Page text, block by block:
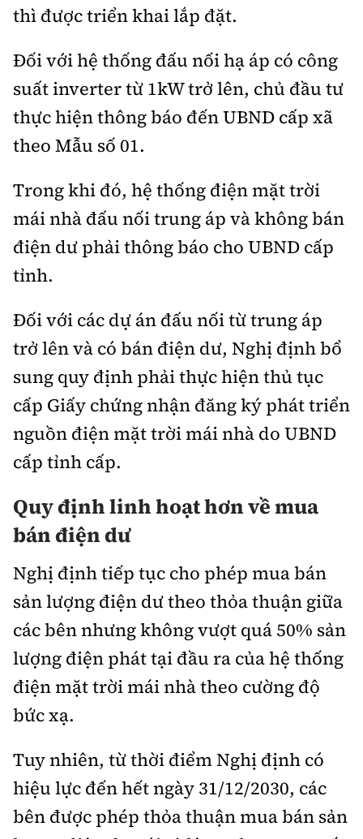
thì được triển khai lắp đặt.
Đối với hệ thống đấu nối hạ áp có công
suất inverter từ 1kW trở lên, chủ đầu tư
thực hiện thông báo đến UBND cấp xã
theo Mẫu số 01.
Trong khi đó, hệ thống điện mặt trời
mái nhà đấu nối trung áp và không bán
điện dư phải thông báo cho UBND cấp
tỉnh.
Đối với các dự án đấu nối từ trung áp
trở lên và có bán điện dư, Nghị định bổ
sung quy định phải thực hiện thủ tục
cấp Giấy chứng nhận đăng ký phát triển
nguồn điện mặt trời mái nhà do UBND
cấp tỉnh cấp.
Quy định linh hoạt hơn về mua
bán điện dư
Nghị định tiếp tục cho phép mua bán
sản lượng điện dư theo thỏa thuận giữa
các bên nhưng không vượt quá 50% sản
lượng điện phát tại đầu ra của hệ thống
điện mặt trời mái nhà theo cường độ
bức xạ.
Tuy nhiên, từ thời điểm Nghị định có
hiệu lực đến hết ngày 31/12/2030, các
bên được phép thỏa thuận mua bán sản